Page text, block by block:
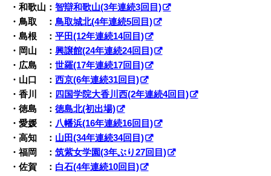
・和歌山：智辯和歌山(3年連続3回目)
・鳥取 ：鳥取城北(4年連続5回目)
・島根 ：平田(12年連続14回目)
・岡山 ：興譲館(24年連続24回目)
・広島 ：世羅(17年連続17回目)
・山口 ：西京(6年連続31回目)
・香川 ： 四国学院大香川西(2年連続4回目)
・徳島 ：徳島北(初出場)
・愛媛 ： 八幡浜(16年連続16回目)
・高知 ： 山田(34年連続34回目)
・福岡 ：筑紫女学園(3年ぶり27回目)
・佐賀 ： 白石(4年連続10回目)